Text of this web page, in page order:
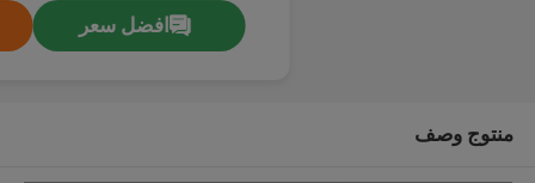
افضل سعر
منتوج وصف